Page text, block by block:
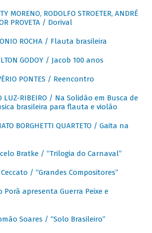
MORENO, RODOLFO STROETER, ANDRÉ
PROVETA / Dorival
ROCHA / Flauta brasileira
GODOY / Jacob 100 anos
PONTES / Reencontro
LUZ-RIBEIRO / Na Solidão em Busca de
brasileira para flauta e violão
BORGHETTI QUARTETO / Gaita na
Bratke / “Trilogia do Carnaval”
/ “Grandes Compositores”
Porã apresenta Guerra Peixe e
Soares / “Solo Brasileiro”